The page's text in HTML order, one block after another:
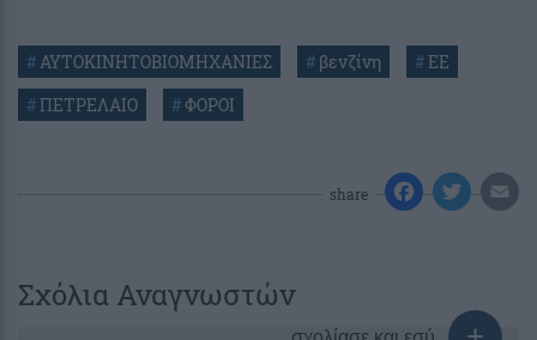
#ΑΥΤΟΚΙΝΗΤΟΒΙΟΜΗΧΑΝΙΕΣ # βενζίνη #ΕΕ
#ΠΕΤΡΕΛΑΙΟ #ΦΟΡΟΙ
share
Σχόλια Αναγνωστών